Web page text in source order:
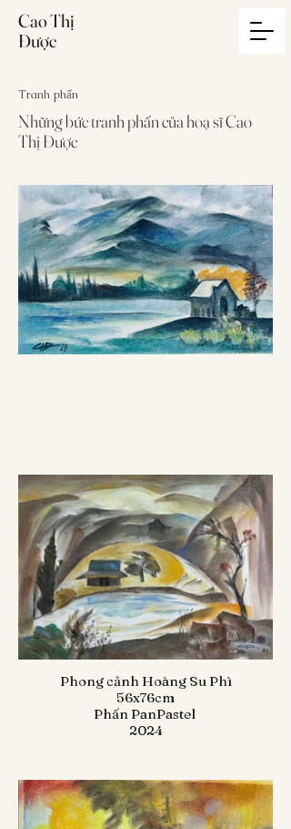
Cao Thị
Được
Tranh phấn
Những bức tranh phấn của hoạ sĩ Cao
Thị Được
Phong cảnh Hoàng Su Phì
56x76cm
Phấn PanPastel
2024